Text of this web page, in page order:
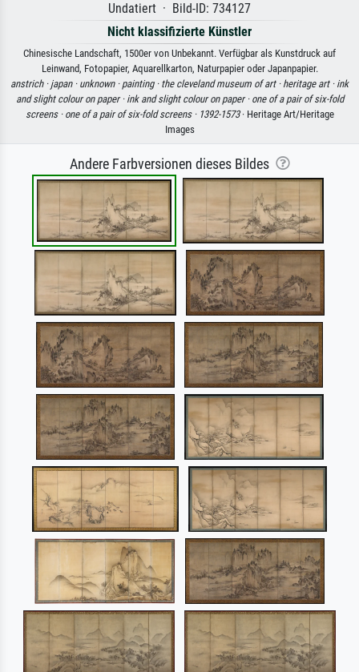
Undatiert · Bild-ID: 734127
Nicht klassifizierte Künstler
Chinesische Landschaft, 1500er von Unbekannt. Verfügbar als Kunstdruck auf
Leinwand, Fotopapier, Aquarellkarton, Naturpapier oder Japanpapier.
anstrich · japan · unknown · painting · the cleveland museum of art · heritage art · ink
and slight colour on paper · ink and slight colour on paper · one of a pair of six-fold
screens · one of a pair of six-fold screens · 1392-1573· Heritage Art/Heritage
Images
Andere Farbversionen dieses Bildes